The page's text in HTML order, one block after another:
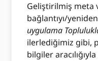
Geliştirilmiş meta
bağlantıyı/
uygulama
ilerlediğimiz gibi,
bilgiler